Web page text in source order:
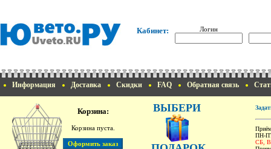
Кабинет: Логин
Информация Доставка Скидки FAQ Обратная связь
Корзина:
Корзина пуста.
ВЫБЕРИ
ПН-
СБ,